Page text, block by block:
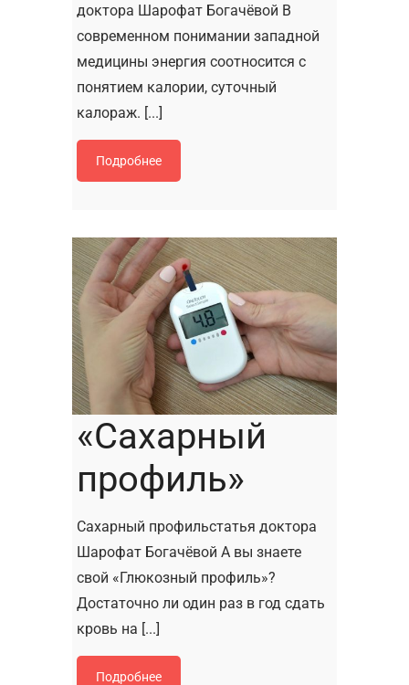
доктора Шарофат Богачёвой В
современном понимании западной
медицины энергия соотносится с
понятием калории, суточный
калораж. [...]
Подробнее
«Сахарный
профиль»
Сахарный профильстатья доктора
Шарофат Богачёвой А вы знаете
свой «Глюкозный профиль»?
Достаточно ли один раз в год сдать
кровь на [...]
Подробнее